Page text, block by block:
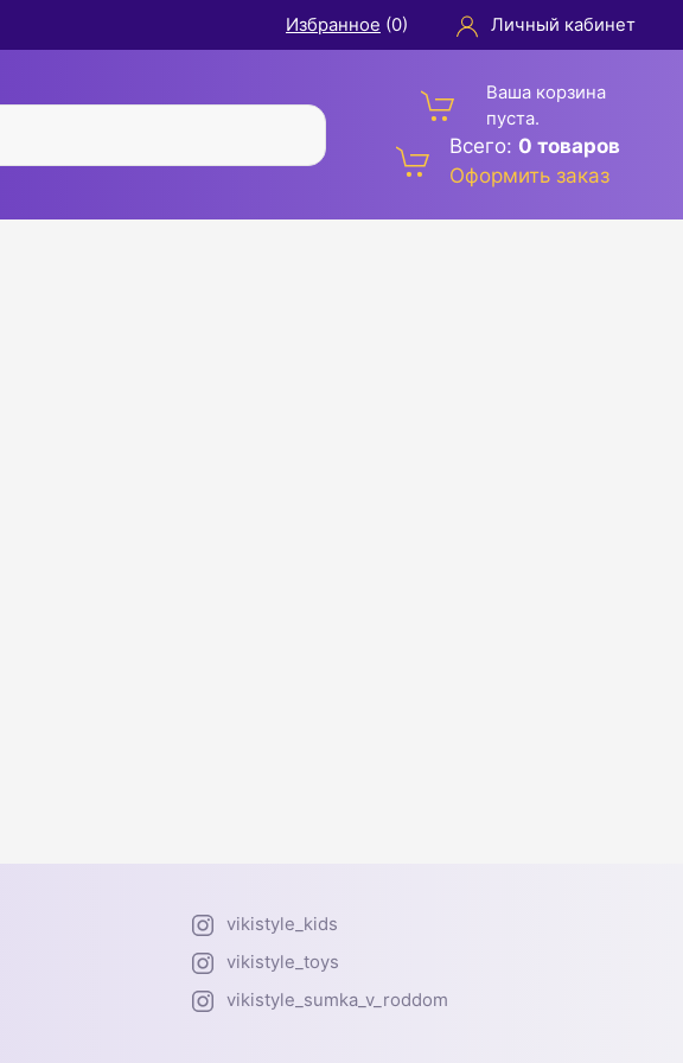
Избранное (0) Личный кабинет
Ваша корзина
пуста.
Всего: 0 товаров
Оформить заказ
vikistyle_kids
vikistyle_toys
vikistyle_sumka_v_roddom